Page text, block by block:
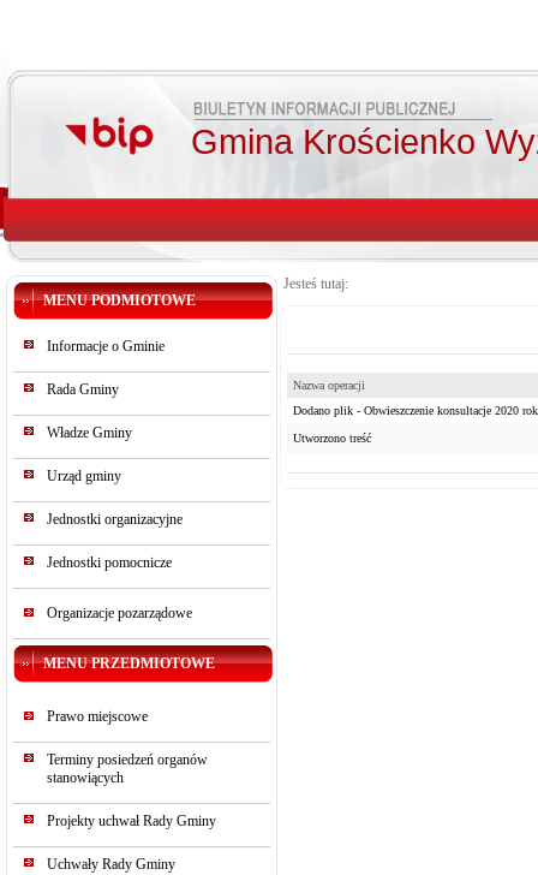
Gmina Krościenko
MENU PODMIOTOWE
Informacje o Gminie
Rada Gminy
Władze Gminy
Urząd gminy
Jednostki organizacyjne
Jednostki pomocnicze
Organizacje pozarządowe
MENU PRZEDMIOTOWE
Prawo miejscowe
Terminy posiedzeń organów
stanowiących
Projekty uchwał Rady Gminy
Uchwały Rady Gminy
Jesteś tutaj:
Nazwa operacji
Dodano plik - Obwieszczenie konsultacje 2020
Utworzono treść